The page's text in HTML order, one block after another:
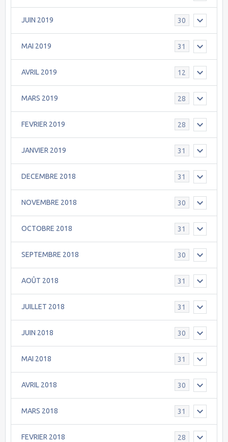
JUIN 2019 30
MAI 2019 31
AVRIL 2019 12
MARS 2019 28
FEVRIER 2019 28
JANVIER 2019 31
DECEMBRE 2018 31
NOVEMBRE 2018 30
OCTOBRE 2018 31
SEPTEMBRE 2018 30
AOÛT 2018 31
JUILLET 2018 31
JUIN 2018 30
MAI 2018 31
AVRIL 2018 30
MARS 2018 31
FEVRIER 2018 28